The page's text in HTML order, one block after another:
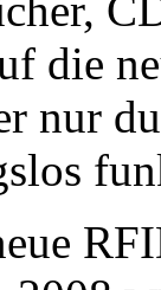
die
nur